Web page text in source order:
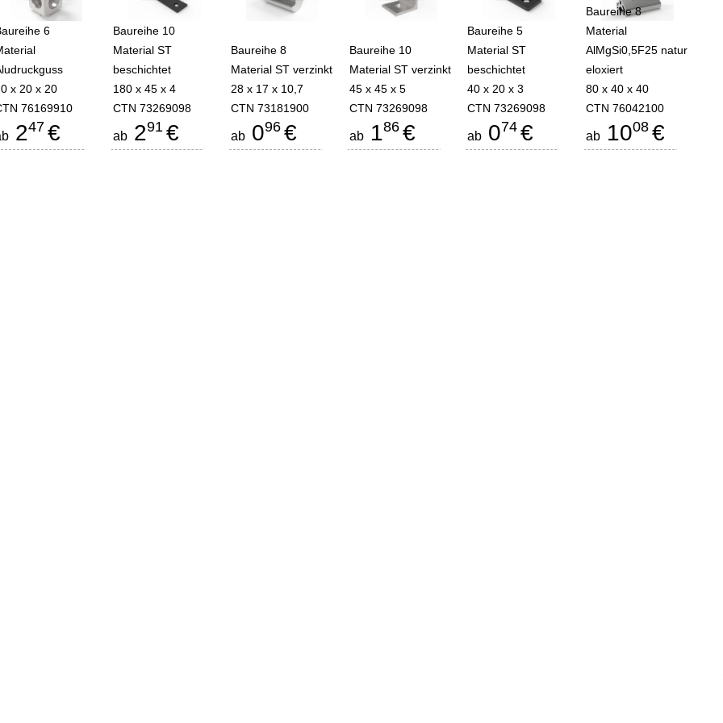
6
x 20 x 20
76169910
247 €
Baureihe 10
Material ST
beschichtet
180 x 45 x 4
CTN 73269098
ab291 €
Baureihe 8
Material ST verzinkt
28 x 17 x 10,7
CTN 73181900
ab 096 €
Baureihe 10
Material ST verzinkt
45 x 45 x 5
CTN 73269098
ab186 €
Baureihe 5
Material ST
beschichtet
40 x 20 x 3
CTN 73269098
ab 074 €
Baureihe 8
Material
AlMgSi0,5F25 natur
eloxiert
80 x 40 x 40
CTN 76042100
ab1008 €